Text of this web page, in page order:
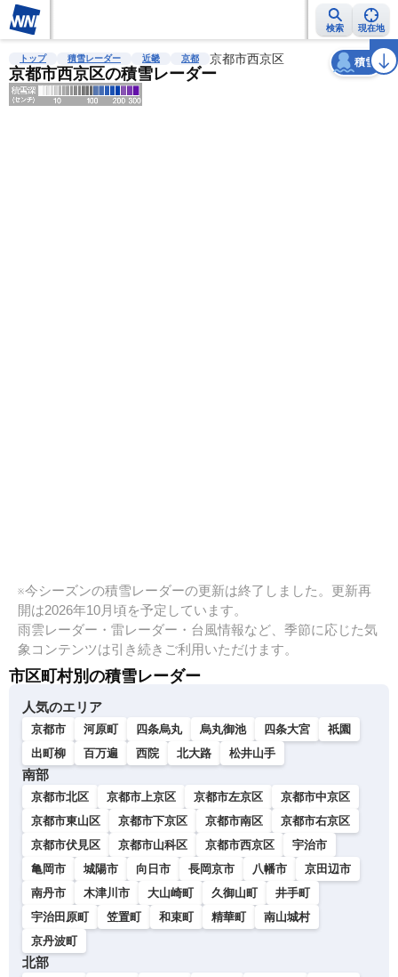
検索 現在地
雨雲レーダー 台風情報 地震情報 警報・注意報 2週間天気 ラ
トップ 積雪レーダー 近畿 京都 京都市西京区
京都市西京区の積雪レーダー
積雪
天気 台風
※今シーズンの積雪レーダーの更新は終了しました。更新再
開は2026年10月頃を予定しています。
雨雲レーダー・雷レーダー・台風情報など、季節に応じた気
象コンテンツは引き続きご利用いただけます。
市区町村別の積雪レーダー
人気のエリア
京都市 河原町 四条烏丸 烏丸御池 四条大宮
祇園
出町柳
百万遍 西院 北大路 松井山手
南部
京都市北区 京都市上京区 京都市左京区
京都市中京区
京都市東山区
京都市下京区 京都市南区
京都市右京区
京都市伏見区
京都市山科区 京都市西京区
宇治市
亀岡市
城陽市 向日市 長岡京市 八幡市
京田辺市
南丹市
木津川市 大山崎町 久御山町
井手町
宇治田原町
笠置町 和束町 精華町
南山城村
京丹波町
北部